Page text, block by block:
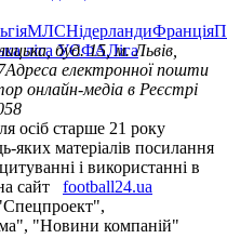
МЛСНідерландиФранція
ліга УЄФАЛіга
буд. 15, м. Львів,
Адреса електронної пошти
онлайн-медіа в Реєстрі
осіб старше 21 року
яких матеріалів посилання
і використанні в
сайт
football24.ua
"Новини компаній"